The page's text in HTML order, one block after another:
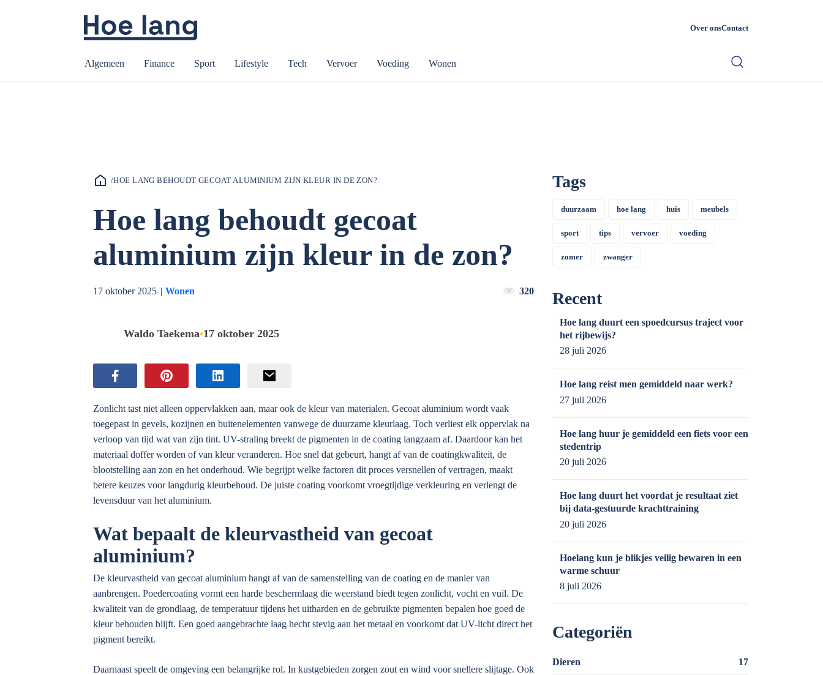
Over onsContact
Algemeen Finance Sport Lifestyle Tech Vervoer Voeding Wonen
/HOE LANG BEHOUDT GECOAT ALUMINIUM ZIJN KLEUR IN DE ZON?
Hoe lang behoudt gecoat
aluminium zijn kleur in de zon?
17 oktober 2025 | Wonen 320
Waldo Taekema•17 oktober 2025
Zonlicht tast niet alleen oppervlakken aan, maar ook de kleur van materialen. Gecoat aluminium wordt vaak
toegepast in gevels, kozijnen en buitenelementen vanwege de duurzame kleurlaag. Toch verliest elk oppervlak na
verloop van tijd wat van zijn tint. UV-straling breekt de pigmenten in de coating langzaam af. Daardoor kan het
materiaal doffer worden of van kleur veranderen. Hoe snel dat gebeurt, hangt af van de coatingkwaliteit, de
blootstelling aan zon en het onderhoud. Wie begrijpt welke factoren dit proces versnellen of vertragen, maakt
betere keuzes voor langdurig kleurbehoud. De juiste coating voorkomt vroegtijdige verkleuring en verlengt de
levensduur van het aluminium.
Wat bepaalt de kleurvastheid van gecoat
aluminium?
De kleurvastheid van gecoat aluminium hangt af van de samenstelling van de coating en de manier van
aanbrengen. Poedercoating vormt een harde beschermlaag die weerstand biedt tegen zonlicht, vocht en vuil. De
kwaliteit van de grondlaag, de temperatuur tijdens het uitharden en de gebruikte pigmenten bepalen hoe goed de
kleur behouden blijft. Een goed aangebrachte laag hecht stevig aan het metaal en voorkomt dat UV-licht direct het
pigment bereikt.
Daarnaast speelt de omgeving een belangrijke rol. In kustgebieden zorgen zout en wind voor snellere slijtage. Ook
Tags
duurzaam hoe lang huis meubels
sport tips vervoer voeding
zomer zwanger
Recent
Hoe lang duurt een spoedcursus traject voor
het rijbewijs?
28 juli 2026
Hoe lang reist men gemiddeld naar werk?
27 juli 2026
Hoe lang huur je gemiddeld een fiets voor een
stedentrip
20 juli 2026
Hoe lang duurt het voordat je resultaat ziet
bij data-gestuurde krachttraining
20 juli 2026
Hoelang kun je blikjes veilig bewaren in een
warme schuur
8 juli 2026
Categoriën
Dieren 17